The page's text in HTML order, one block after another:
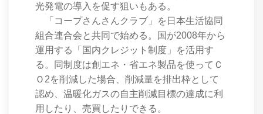
光発電の導入を促す狙いもある。
「コープさんさんクラブ」を日本生活協同
組合連合会と共同で始める。国が2008年から
運用する「国内クレジット制度」を活用す
る。同制度は創エネ・省エネ製品を使ってＣ
Ｏ2を削減した場合、削減量を排出枠として
認め、温暖化ガスの自主削減目標の達成に利
用したり、売買したりできる。